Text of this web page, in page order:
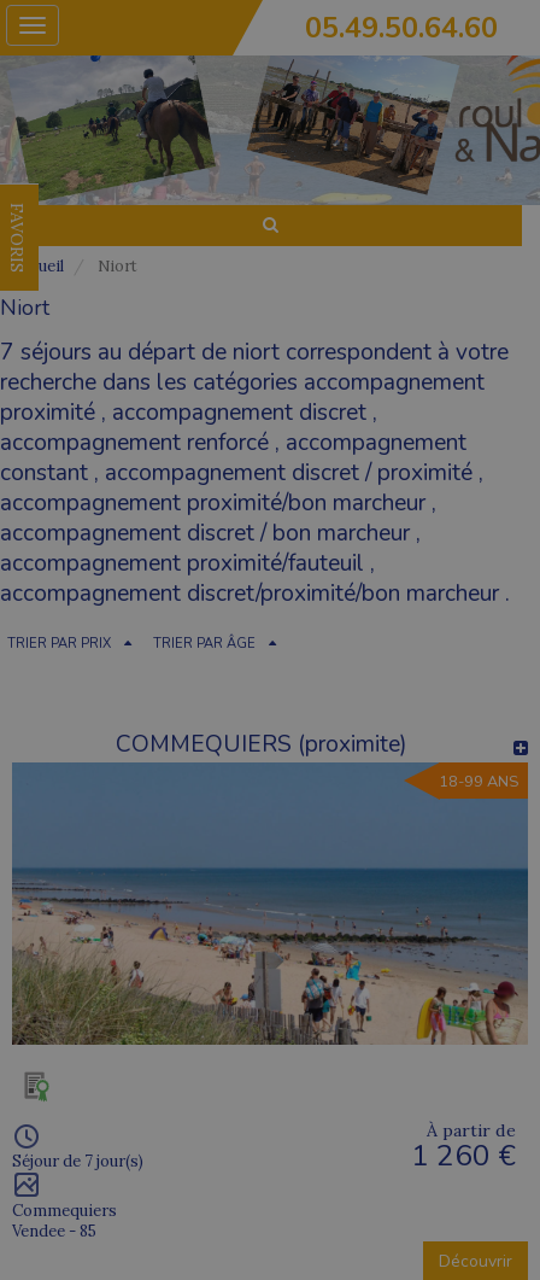
Toggle
navigation
05.49.50.64.60
FAVORIS
Accueil Niort
Niort
7 séjours au départ de niort correspondent à votre
recherche dans les catégories accompagnement
proximité , accompagnement discret ,
accompagnement renforcé , accompagnement
constant , accompagnement discret / proximité ,
accompagnement proximité/bon marcheur ,
accompagnement discret / bon marcheur ,
accompagnement proximité/fauteuil ,
accompagnement discret/proximité/bon marcheur .
TRIER PAR PRIX TRIER PAR ÂGE
COMMEQUIERS (proximite)
18-99 ANS
Séjour de 7 jour(s)
Commequiers
Vendee - 85
À partir de
1 260 €
Découvrir